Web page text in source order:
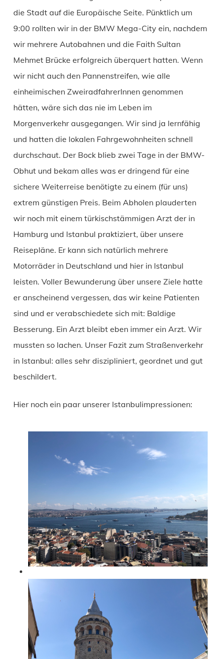
die Stadt auf die Europäische Seite. Pünktlich um
9:00 rollten wir in der BMW Mega-City ein, nachdem
wir mehrere Autobahnen und die Faith Sultan
Mehmet Brücke erfolgreich überquert hatten. Wenn
wir nicht auch den Pannenstreifen, wie alle
einheimischen ZweiradfahrerInnen genommen
hätten, wäre sich das nie im Leben im
Morgenverkehr ausgegangen. Wir sind ja lernfähig
und hatten die lokalen Fahrgewohnheiten schnell
durchschaut. Der Bock blieb zwei Tage in der BMW-
Obhut und bekam alles was er dringend für eine
sichere Weiterreise benötigte zu einem (für uns)
extrem günstigen Preis. Beim Abholen plauderten
wir noch mit einem türkischstämmigen Arzt der in
Hamburg und Istanbul praktiziert, über unsere
Reisepläne. Er kann sich natürlich mehrere
Motorräder in Deutschland und hier in Istanbul
leisten. Voller Bewunderung über unsere Ziele hatte
er anscheinend vergessen, das wir keine Patienten
sind und er verabschiedete sich mit: Baldige
Besserung. Ein Arzt bleibt eben immer ein Arzt. Wir
mussten so lachen. Unser Fazit zum Straßenverkehr
in Istanbul: alles sehr diszipliniert, geordnet und gut
beschildert.
Hier noch ein paar unserer Istanbulimpressionen: